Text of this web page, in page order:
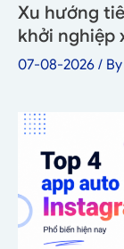
Xu hướng
khởi nghiệp
07-08-2026 / By